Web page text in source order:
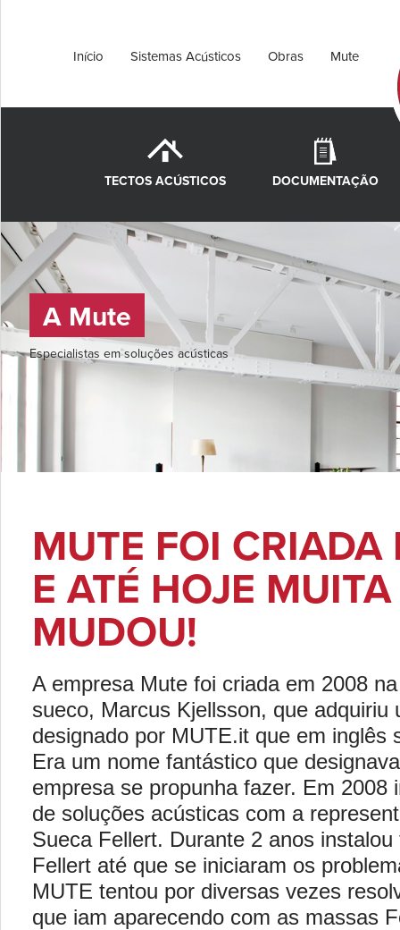
Mute
Obras
Sistemas Acústicos
Início
DOCUMENTAÇÃO
TECTOS ACÚSTICOS
A Mute
Especialistas em soluções acústicas
MUTE FOI
E ATÉ HOJE
MUDOU!
A empresa Mute foi criada em 2008
sueco, Marcus Kjellsson, que adquiriu
designado por MUTE.it que em inglês
Era um nome fantástico que
empresa se propunha fazer. Em 2008
de soluções acústicas com a
Sueca Fellert. Durante 2 anos
Fellert até que se iniciaram os
MUTE tentou por diversas vezes
que iam aparecendo com as massas